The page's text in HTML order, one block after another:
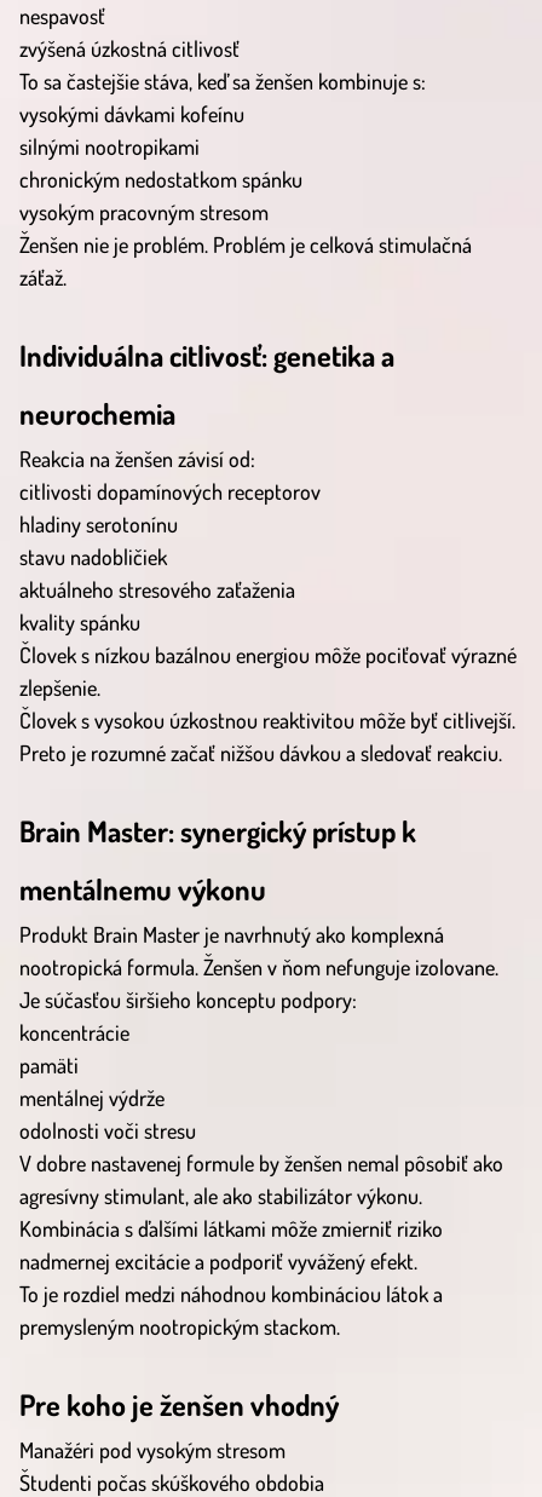
nespavosť
zvýšená úzkostná citlivosť
To sa častejšie stáva, keď sa ženšen kombinuje s:
vysokými dávkami kofeínu
silnými nootropikami
chronickým nedostatkom spánku
vysokým pracovným stresom
Ženšen nie je problém. Problém je celková stimulačná
záťaž.
Individuálna citlivosť: genetika a
neurochemia
Reakcia na ženšen závisí od:
citlivosti dopamínových receptorov
hladiny serotonínu
stavu nadobličiek
aktuálneho stresového zaťaženia
kvality spánku
Človek s nízkou bazálnou energiou môže pociťovať výrazné
zlepšenie.
Človek s vysokou úzkostnou reaktivitou môže byť citlivejší.
Preto je rozumné začať nižšou dávkou a sledovať reakciu.
Brain Master: synergický prístup k
mentálnemu výkonu
Produkt Brain Master je navrhnutý ako komplexná
nootropická formula. Ženšen v ňom nefunguje izolovane.
Je súčasťou širšieho konceptu podpory:
koncentrácie
pamäti
mentálnej výdrže
odolnosti voči stresu
V dobre nastavenej formule by ženšen nemal pôsobiť ako
agresívny stimulant, ale ako stabilizátor výkonu.
Kombinácia s ďalšími látkami môže zmierniť riziko
nadmernej excitácie a podporiť vyvážený efekt.
To je rozdiel medzi náhodnou kombináciou látok a
premysleným nootropickým stackom.
Pre koho je ženšen vhodný
Manažéri pod vysokým stresom
Študenti počas skúškového obdobia